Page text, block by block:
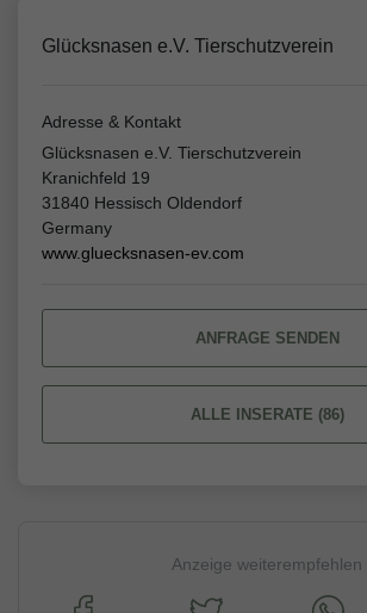
Glücksnasen e.V. Tierschutzverein
Adresse & Kontakt
Glücksnasen e.V. Tierschutzverein
Kranichfeld 19
31840 Hessisch Oldendorf
Germany
www.gluecksnasen-ev.com
ANFRAGE SENDEN
ALLE INSERATE (86)
Anzeige weiterempfehlen